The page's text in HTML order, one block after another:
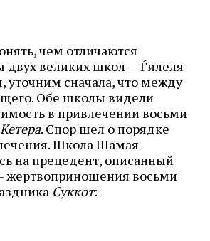
чем отличаются
двух великих школ — Ѓилеля
уточним сначала, что между
Обе школы видели
в привлечении восьми
Кетера. Спор шел о порядке
Школа Шамая
на прецедент, описанный
жертвоприношения восьми
Суккот: